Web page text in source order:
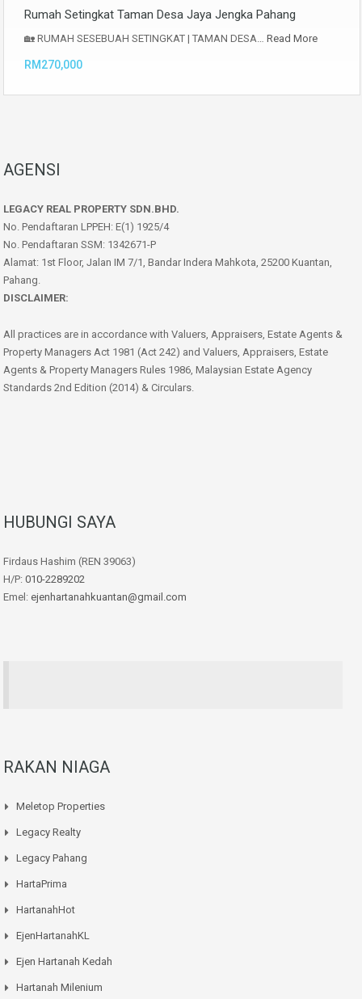
Rumah Setingkat Taman Desa Jaya Jengka Pahang
🏡 RUMAH SESEBUAH SETINGKAT | TAMAN DESA… Read More
RM270,000
AGENSI
LEGACY REAL PROPERTY SDN.BHD.
No. Pendaftaran LPPEH: E(1) 1925/4
No. Pendaftaran SSM: 1342671-P
Alamat: 1st Floor, Jalan IM 7/1, Bandar Indera Mahkota, 25200 Kuantan,
Pahang.
DISCLAIMER:
All practices are in accordance with Valuers, Appraisers, Estate Agents &
Property Managers Act 1981 (Act 242) and Valuers, Appraisers, Estate
Agents & Property Managers Rules 1986, Malaysian Estate Agency
Standards 2nd Edition (2014) & Circulars.
HUBUNGI SAYA
Firdaus Hashim (REN 39063)
H/P: 010-2289202
Emel: ejenhartanahkuantan@gmail.com
RAKAN NIAGA
Meletop Properties
Legacy Realty
Legacy Pahang
HartaPrima
HartanahHot
EjenHartanahKL
Ejen Hartanah Kedah
Hartanah Milenium